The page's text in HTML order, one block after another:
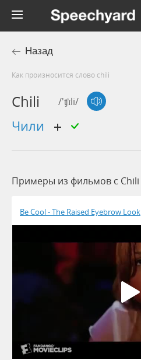
Назад
Как произносится слово chili
Chili /'ʧɪli/
чили
Примеры из фильмов c Chili
Be Cool - The Raised Eyebrow Look